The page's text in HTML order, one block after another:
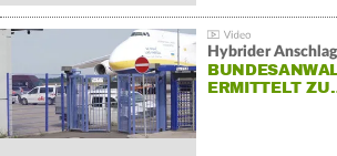
Hybrider
ERMITTELT